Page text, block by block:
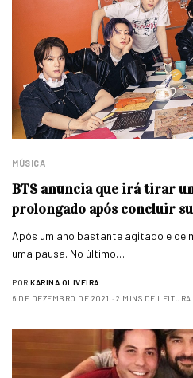
MÚSICA
BTS anuncia que irá tirar
prolongado após concluir
Após um ano bastante agitado e de
uma pausa. No último…
POR KARINA OLIVEIRA
6 DE DEZEMBRO DE 2021
2 MINS DE LEITURA